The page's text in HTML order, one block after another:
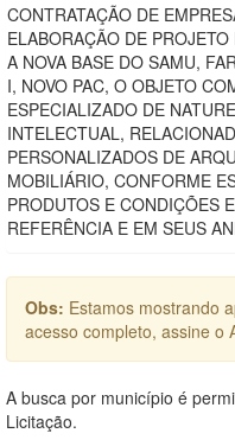
CONTRATAÇÃO DE
ELABORAÇÃO DE
A NOVA BASE DO SAMU,
I, NOVO PAC, O OBJETO
ESPECIALIZADO DE
INTELECTUAL,
PERSONALIZADOS DE
MOBILIÁRIO, CONFORME
PRODUTOS E CONDIÇÕES
REFERÊNCIA E EM SEUS
Obs: Estamos mostrando
acesso completo, assine o
A busca por município é
Licitação.